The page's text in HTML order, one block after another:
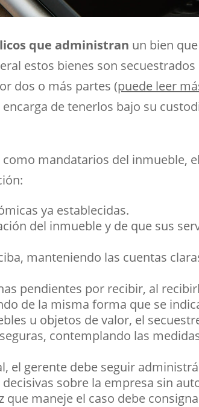
que administran un bien
estos bienes son
dos o más partes (puede leer
de tenerlos bajo su
mandatarios del inmueble,
ya establecidas.
del inmueble y de que sus
manteniendo las cuentas
pendientes por recibir, al
de la misma forma que se
u objetos de valor, el
contemplando las
el gerente debe seguir
sobre la empresa sin
que maneje el caso debe